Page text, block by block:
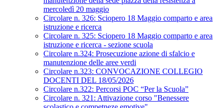
mercoledì 20 maggio
Circolare n. 326: Sciopero 18 Maggio comparto e area
istruzione e ricerca
Circolare n. 325: Sciopero 18 Maggio comparto e area
istruzione e ricerca - sezione scuola
Circolare n.324: Prosecuzione azione di sfalcio e
manutenzione delle aree verdi
Circolare n.323: CONVOCAZIONE COLLEGIO
DOCENTI DEL 18/05/2026
Circolare n.322: Percorsi POC “Per la Scuola”
Circolare n. 321: Attivazione corso "Benessere